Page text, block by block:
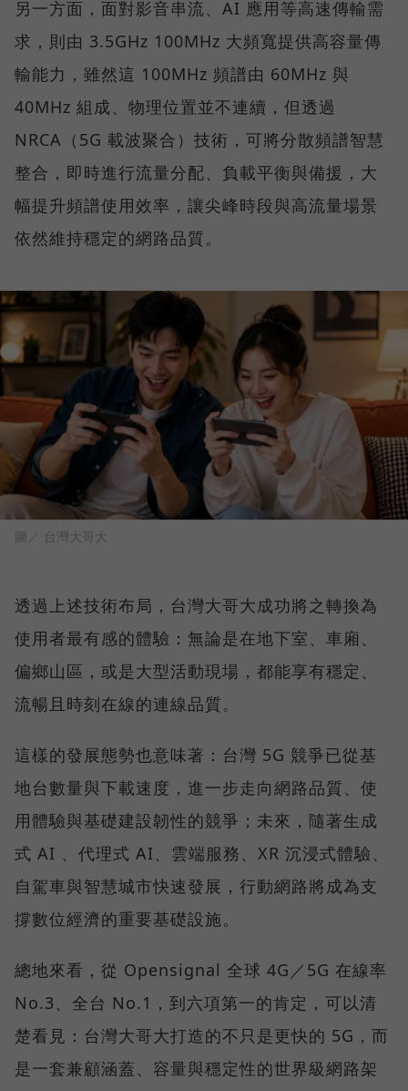
另一方面，面對影音串流、AI 應用等高速傳輸需
求，則由 3.5GHz 100MHz 大頻寬提供高容量傳
輸能力，雖然這 100MHz 頻譜由 60MHz 與
40MHz 組成、物理位置並不連續，但透過
NRCA（5G 載波聚合）技術，可將分散頻譜智慧
整合，即時進行流量分配、負載平衡與備援，大
幅提升頻譜使用效率，讓尖峰時段與高流量場景
依然維持穩定的網路品質。
圖／ 台灣大哥大
透過上述技術布局，台灣大哥大成功將之轉換為
使用者最有感的體驗：無論是在地下室、車廂、
偏鄉山區，或是大型活動現場，都能享有穩定、
流暢且時刻在線的連線品質。
這樣的發展態勢也意味著：台灣 5G 競爭已從基
地台數量與下載速度，進一步走向網路品質、使
用體驗與基礎建設韌性的競爭；未來，隨著生成
式 AI 、代理式 AI、雲端服務、XR 沉浸式體驗、
自駕車與智慧城市快速發展，行動網路將成為支
撐數位經濟的重要基礎設施。
總地來看，從 Opensignal 全球 4G／5G 在線率
No.3、全台 No.1，到六項第一的肯定，可以清
楚看見：台灣大哥大打造的不只是更快的 5G，而
是一套兼顧涵蓋、容量與穩定性的世界級網路架